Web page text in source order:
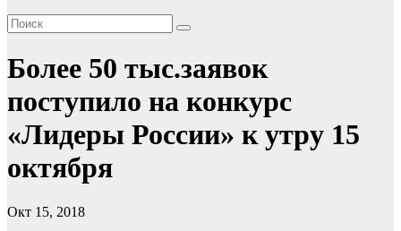
Более 50 тыс.заявок
поступило на конкурс
«Лидеры России» к утру 15
октября
Окт 15, 2018